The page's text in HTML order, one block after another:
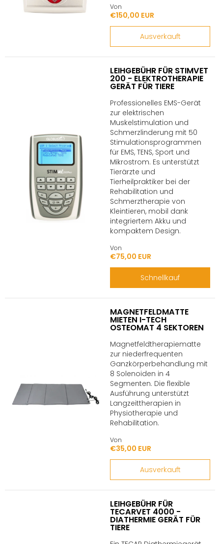
Von
€150,00 EUR
Ausverkauft
LEIHGEBÜHR FÜR STIMVET
200 - ELEKTROTHERAPIE
GERÄT FÜR TIERE
Professionelles EMS-Gerät
zur elektrischen
Muskelstimulation und
Schmerzlinderung mit 50
Stimulationsprogrammen
für EMS, TENS, Sport und
Mikrostrom. Es unterstützt
Tierärzte und
Tierheilpraktiker bei der
Rehabilitation und
Schmerztherapie von
Kleintieren, mobil dank
integriertem Akku und
kompaktem Design.
Von
€75,00 EUR
Schnellkauf
MAGNETFELDMATTE
MIETEN I-TECH
OSTEOMAT 4 SEKTOREN
Magnetfeldtherapiematte
zur niederfrequenten
Ganzkörperbehandlung mit
8 Solenoiden in 4
Segmenten. Die flexible
Ausführung unterstützt
Langzeittherapien in
Physiotherapie und
Rehabilitation.
Von
€35,00 EUR
Ausverkauft
LEIHGEBÜHR FÜR
TECARVET 4000 -
DIATHERMIE GERÄT FÜR
TIERE